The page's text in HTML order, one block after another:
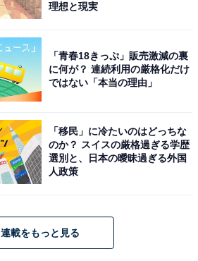
理想と現実
「青春18きっぷ」販売激減の裏
に何が？ 連続利用の厳格化だけ
ではない「本当の理由」
「移民」に冷たいのはどっちな
のか？ スイスの厳格過ぎる学歴
選別と、日本の曖昧過ぎる外国
人政策
連載をもっと見る